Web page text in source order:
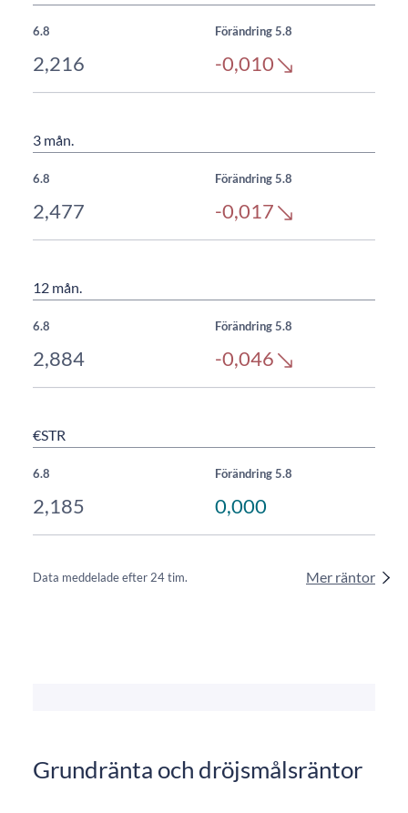
6.8
2,216
Förändring 5.8
-0,010
3 mån.
6.8
2,477
Förändring 5.8
-0,017
12 mån.
6.8
2,884
Förändring 5.8
-0,046
€STR
6.8
2,185
Förändring 5.8
0,000
Data meddelade efter 24 tim. Mer räntor
Grundränta och dröjsmålsräntor